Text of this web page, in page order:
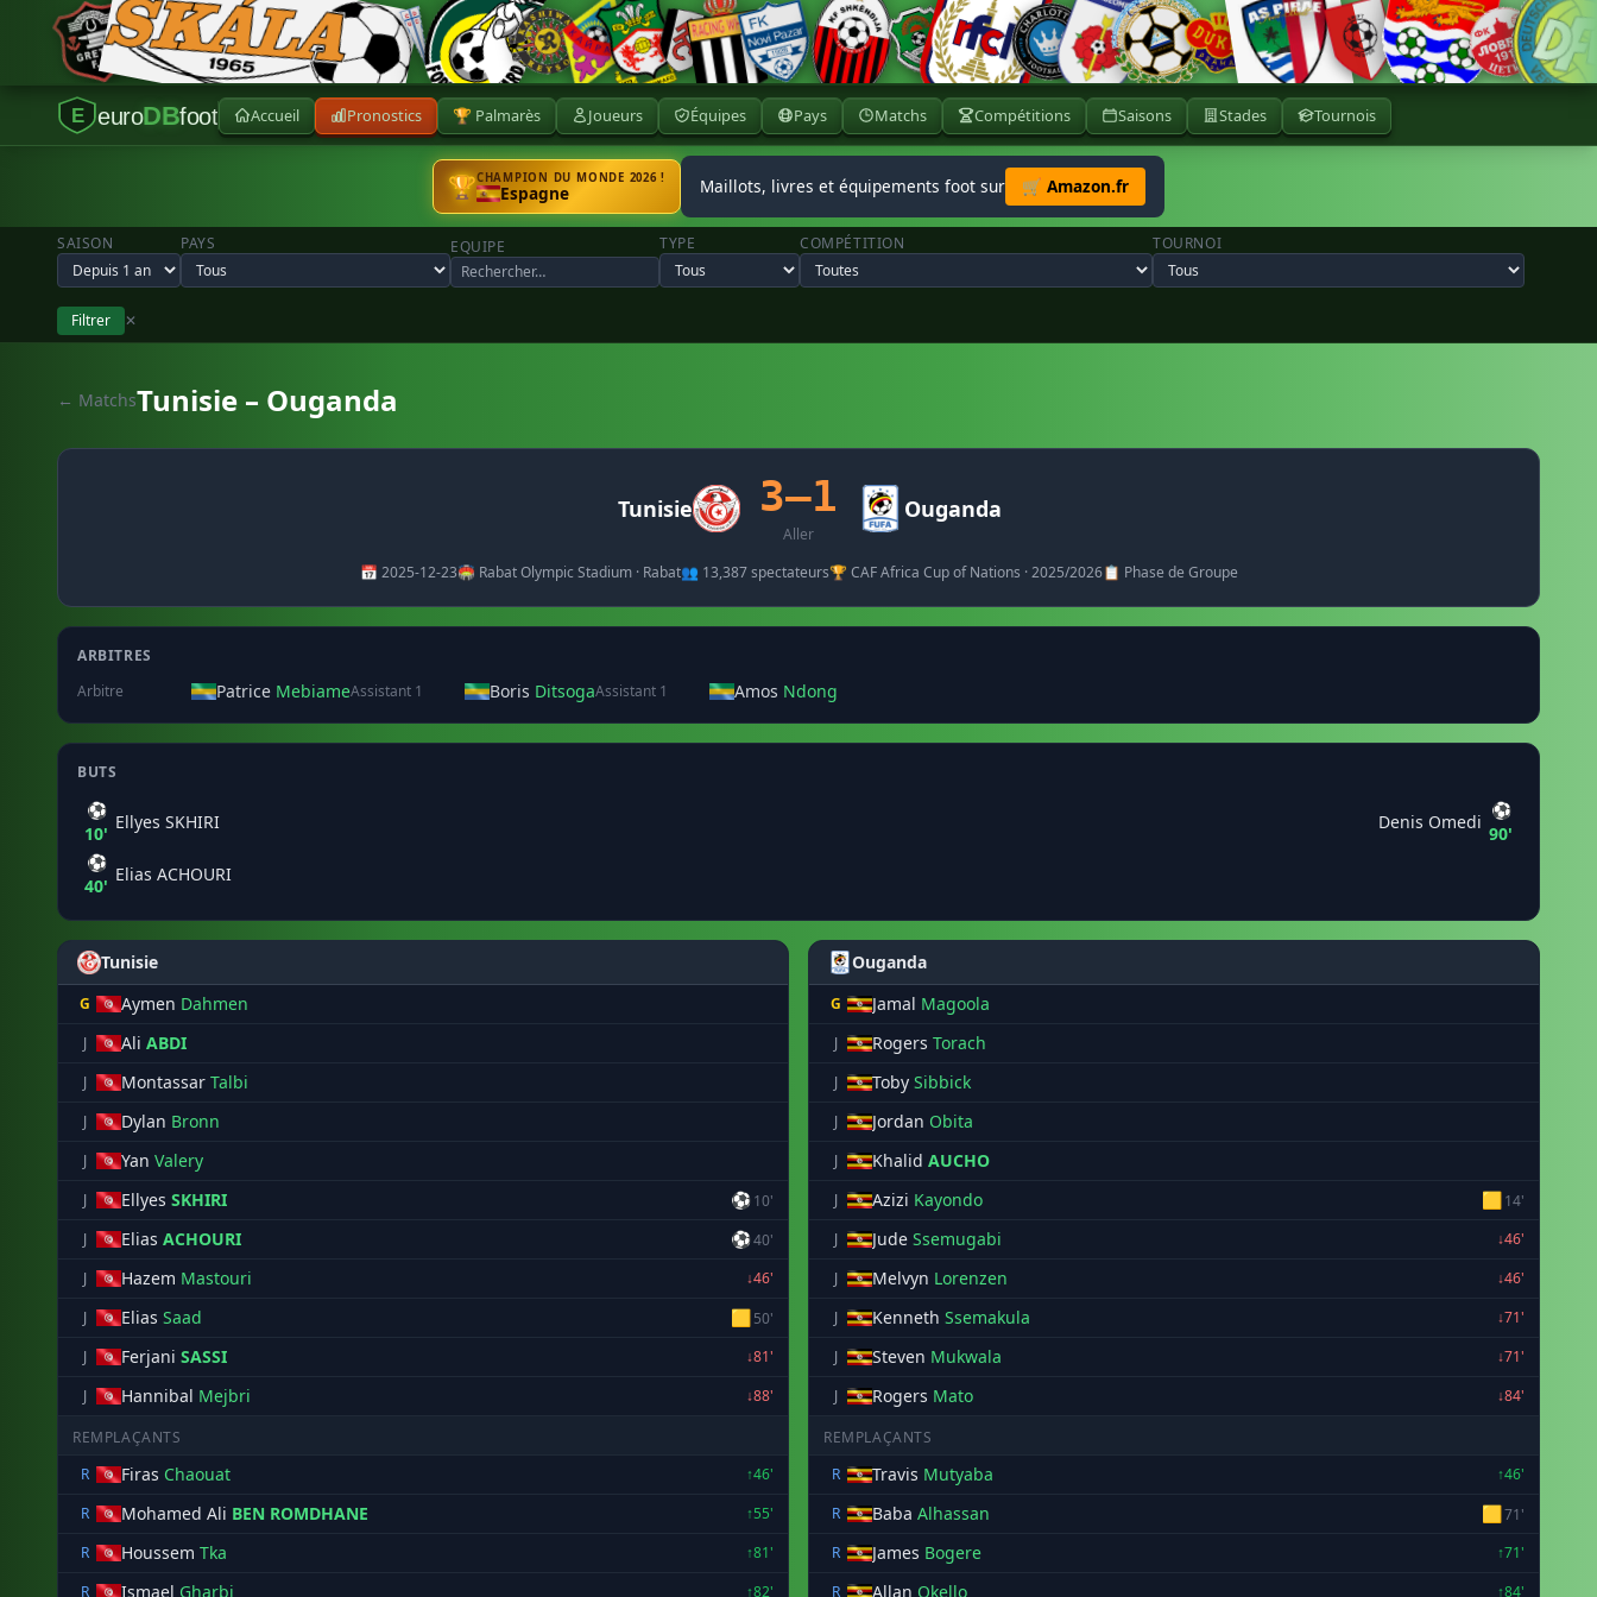
E euroDBfoot Accueil Pronostics 🏆 Palmarès Joueurs Équipes Pays Matchs Compétitions Saisons Stades Tournois
🏆CHAMPION DU MONDE 2026 !
Espagne Maillots, livres et équipements foot sur 🛒 Amazon.fr
SAISON PAYS EQUIPE TYPE COMPÉTITION TOURNOI
Filtrer ✕
← MatchsTunisie – Ouganda
Tunisie 3–1
Aller
Ouganda
📅 2025-12-23🏟️ Rabat Olympic Stadium · Rabat👥 13,387 spectateurs🏆 CAF Africa Cup of Nations · 2025/2026📋 Phase de Groupe
ARBITRES
Arbitre
Patrice MebiameAssistant 1 Boris DitsogaAssistant 1 Amos Ndong
BUTS
⚽
10'
Ellyes SKHIRI
⚽
40'
Elias ACHOURI
Denis Omedi
⚽
90'
Tunisie
G Aymen Dahmen
J Ali ABDI
J Montassar Talbi
J Dylan Bronn
J Yan Valery
J Ellyes SKHIRI ⚽ 10'
J
Elias ACHOURI ⚽40'
J
Hazem Mastouri
↓46'
J
Elias Saad 🟨50'
J
Ferjani SASSI
↓81'
J
Hannibal Mejbri ↓88'
REMPLAÇANTS
R
Firas Chaouat
↑46'
R
Mohamed Ali BEN ROMDHANE
↑55'
R
Houssem Tka
↑81'
R
Ismael Gharbi
↑82'
Ouganda
G Jamal Magoola
J Rogers Torach
J Toby Sibbick
J Jordan Obita
J Khalid AUCHO
J Azizi Kayondo 🟨14'
J
Jude Ssemugabi
↓46'
J
Melvyn Lorenzen
↓46'
J
Kenneth Ssemakula
↓71'
J
Steven Mukwala
↓71'
J
Rogers Mato ↓84'
REMPLAÇANTS
R
Travis Mutyaba
↑46'
R
Baba Alhassan 🟨71'
R
James Bogere
↑71'
R
Allan Okello
↑84'